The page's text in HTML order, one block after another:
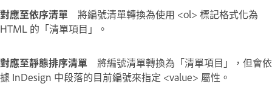
對應至依序清單
將編號清單轉換為使用 <ol> 標記格式化為
HTML 的「清單項目」。
對應至靜態排序清單
將編號清單轉換為「清單項目」，但會依
據 InDesign 中段落的目前編號來指定 <value> 屬性。